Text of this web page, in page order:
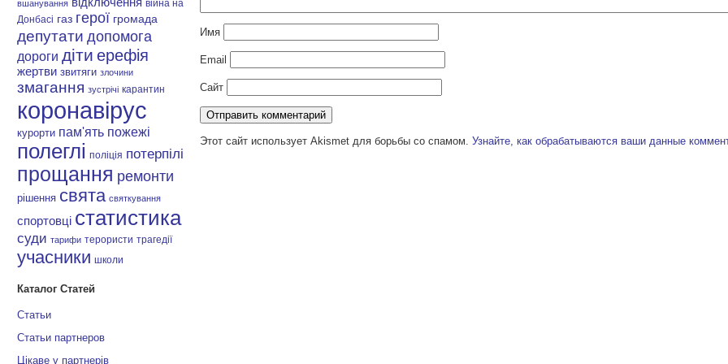
вшанування
війна на
Донбасі газ герої громада
депутати допомога
дороги діти ерефія
жертви звитяги злочини
змагання зустрічі карантин
коронавірус
курорти пам'ять пожежі
полеглі поліція потерпілі
прощання ремонти
рішення свята святкування
спортовці статистика
суди тарифи терористи трагедії
учасники школи
Каталог Статей
Статьи
Статьи партнеров
Цікаве у партнерів
Имя
Email
Сайт
Этот сайт использует Akismet для борьбы со спамом.Узнайте, как обрабатываются ваши данные